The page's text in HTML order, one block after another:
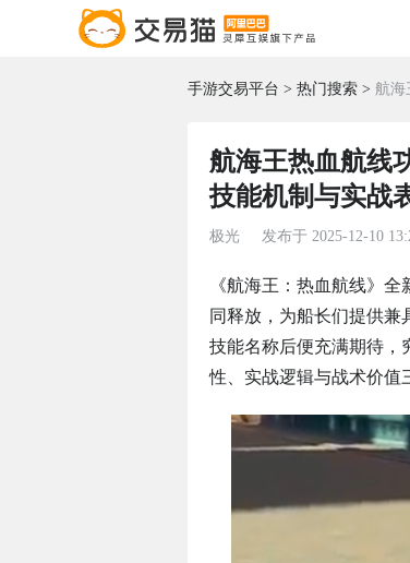
手游交易平台 热门搜索 航海
航海王热血航线
技能机制与实战
极光 发布于 2025-12-10
《航海王：热血航线》
同释放，为船长们提供
技能名称后便充满期待，
性、实战逻辑与战术价值